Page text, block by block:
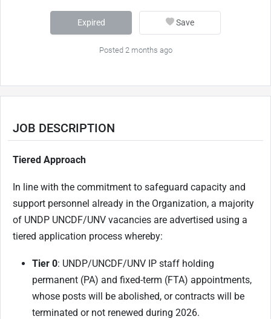
Expired Save
Posted 2 months ago
JOB DESCRIPTION
Tiered Approach
In line with the commitment to safeguard capacity and
support personnel already in the Organization, a majority
of UNDP UNCDF/UNV vacancies are advertised using a
tiered application process whereby:
Tier 0: UNDP/UNCDF/UNV IP staff holding
permanent (PA) and fixed-term (FTA) appointments,
whose posts will be abolished, or contracts will be
terminated or not renewed during 2026.